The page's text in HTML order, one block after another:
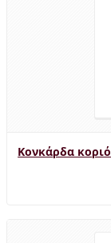
Κονκάρδα